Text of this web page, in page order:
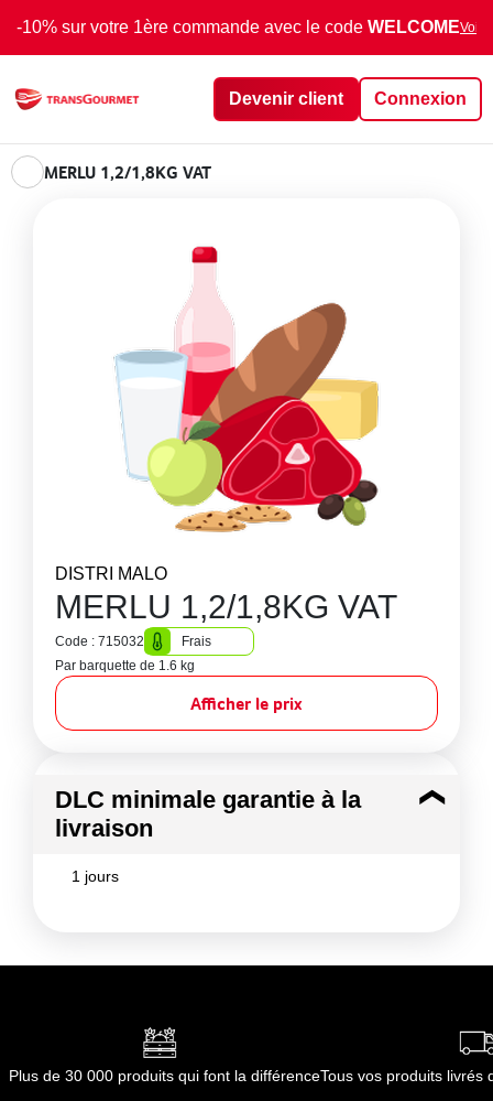
-10% sur votre 1ère commande avec le code WELCOMEVoir
Devenir client Connexion
MERLU 1,2/1,8KG VAT
DISTRI MALO
MERLU 1,2/1,8KG VAT
Code : 715032
Frais
Par barquette de 1.6 kg
Afficher le prix
DLC minimale garantie à la
livraison
1 jours
Plus de 30 000 produits qui font la différenceTous vos produits livrés